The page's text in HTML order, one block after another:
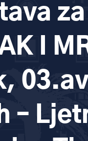
I
–